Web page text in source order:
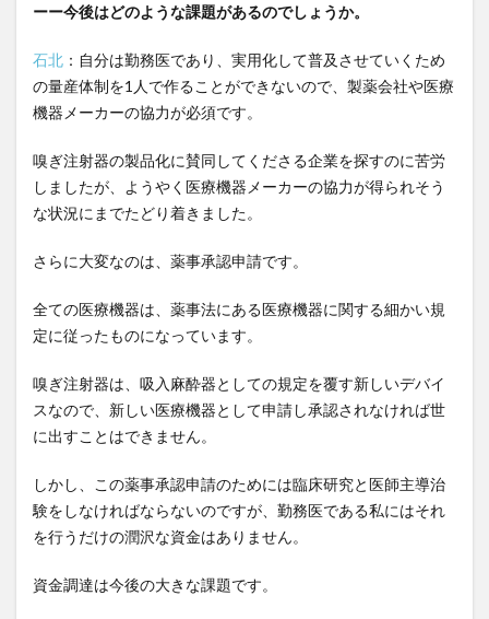
ーー今後はどのような課題があるのでしょうか。
石北 ：自分は勤務医であり、実用化して普及させていくため
の量産体制を1人で作ることができないので、製薬会社や医療
機器メーカーの協力が必須です。
嗅ぎ注射器の製品化に賛同してくださる企業を探すのに苦労
しましたが、ようやく医療機器メーカーの協力が得られそう
な状況にまでたどり着きました。
さらに大変なのは、薬事承認申請です。
全ての医療機器は、薬事法にある医療機器に関する細かい規
定に従ったものになっています。
嗅ぎ注射器は、吸入麻酔器としての規定を覆す新しいデバイ
スなので、新しい医療機器として申請し承認されなければ世
に出すことはできません。
しかし、この薬事承認申請のためには臨床研究と医師主導治
験をしなければならないのですが、勤務医である私にはそれ
を行うだけの潤沢な資金はありません。
資金調達は今後の大きな課題です。